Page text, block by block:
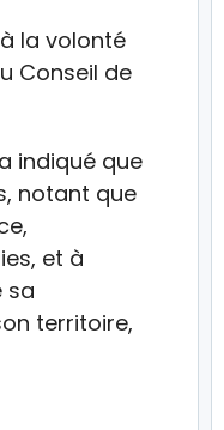
la volonté
Conseil de
indiqué que
notant que
et à
sa
territoire,